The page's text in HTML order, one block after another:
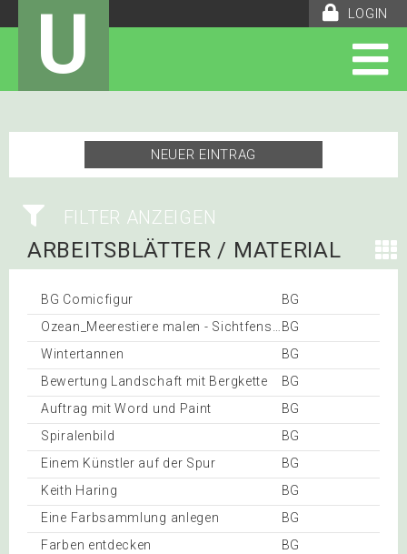
LOGIN
U
NEUER EINTRAG
FILTER ANZEIGEN
ARBEITSBLÄTTER / MATERIAL
BG Comicfigur
BG
BG
Wintertannen
BG
Bewertung Landschaft mit Bergkette
BG
Auftrag mit Word und Paint
BG
Spiralenbild
BG
Einem Künstler auf der Spur
BG
Keith Haring
BG
Eine Farbsammlung anlegen
BG
Farben entdecken
BG